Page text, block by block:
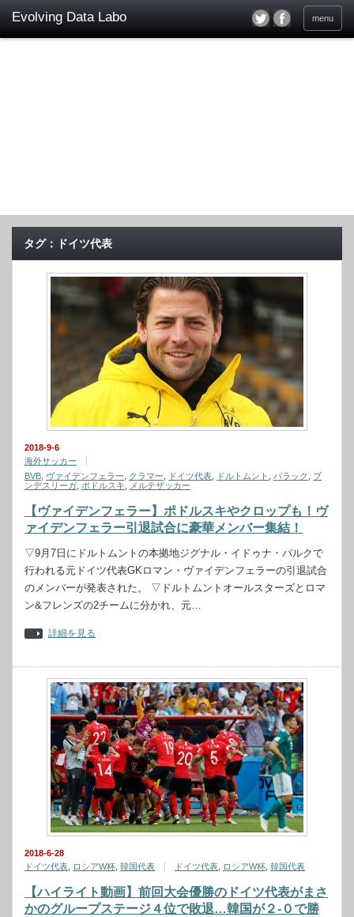
menu
タグ：ドイツ代表
2018-9-6
海外サッカー
BVB ヴァイデンフェラー クラマー ドイツ代表 ドルトムント バラック
ブ
ンデスリーガ ポドルスキ メルテザッカー
【ヴァイデンフェラー】ポドルスキやクロップも！ヴ
ァイデンフェラー引退試合に豪華メンバー集結！
▽9月7日にドルトムントの本拠地ジグナル・イドゥナ・パルクで
行われる元ドイツ代表GKロマン・ヴァイデンフェラーの引退試合
のメンバーが発表された。 ▽ドルトムントオールスターズとロマ
ン&フレンズの2チームに分かれ、元…
詳細を見る
2018-6-28
ドイツ代表
ロシアW杯 韓国代表 ドイツ代表 ロシアW杯 韓国代表
【ハイライト動画】前回大会優勝のドイツ代表がまさ
かのグループステージ４位で敗退…韓国が２-０で勝